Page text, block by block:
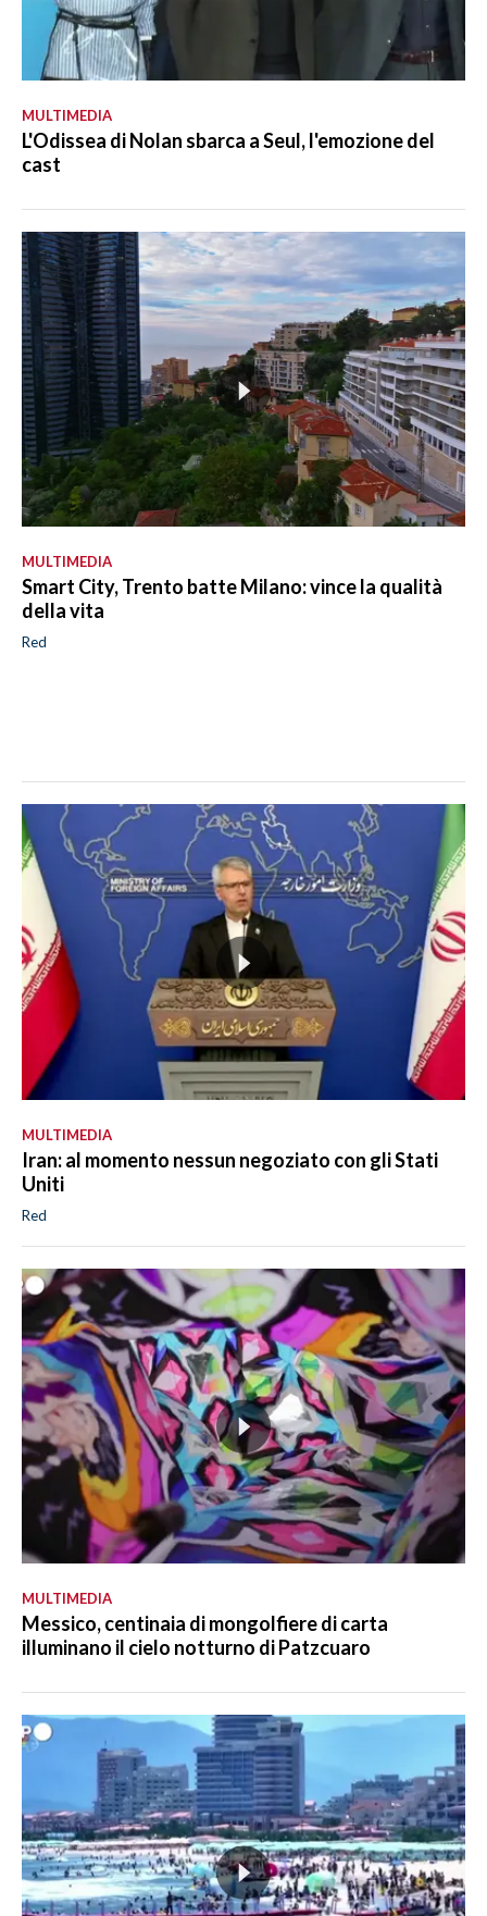
MULTIMEDIA
L'Odissea di Nolan sbarca a Seul, l'emozione del
cast
MULTIMEDIA
Smart City, Trento batte Milano: vince la qualità
della vita
Red
MULTIMEDIA
Iran: al momento nessun negoziato con gli Stati
Uniti
Red
MULTIMEDIA
Messico, centinaia di mongolfiere di carta
illuminano il cielo notturno di Patzcuaro